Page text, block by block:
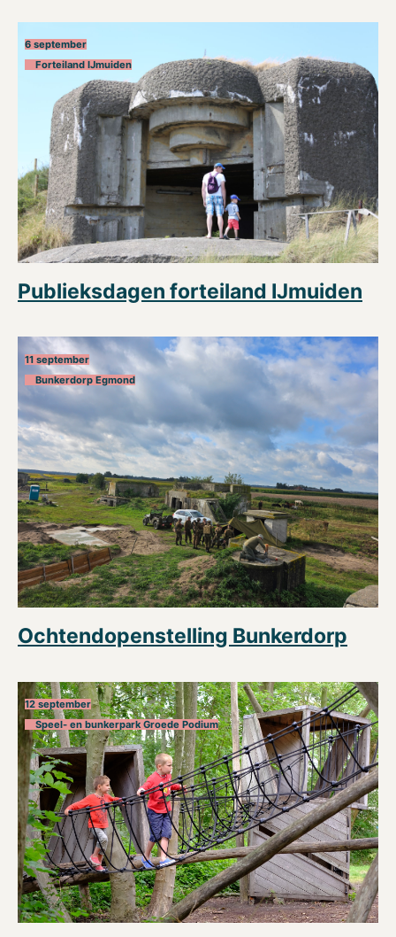
6 september
Forteiland IJmuiden
Publieksdagen forteiland IJmuiden
11 september
Bunkerdorp Egmond
Ochtendopenstelling Bunkerdorp
12 september
Speel- en bunkerpark Groede Podium